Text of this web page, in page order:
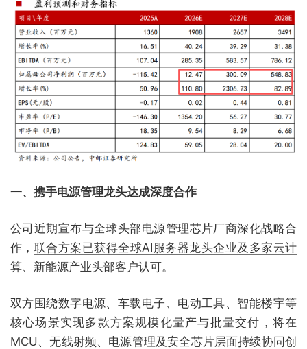
一、携手电源管理龙头达成深度合作
公司近期宣布与全球头部电源管理芯片厂商深化战略合
作， 联合方案已获得全球AI服务器龙头企业及多家云计
算、新能源产业头部客户认可。
双方围绕数字电源、车载电子、电动工具、智能楼宇等
核心场景实现多款方案规模化量产与批量交付，将在
MCU、无线射频、电源管理及安全芯片层面持续协同创